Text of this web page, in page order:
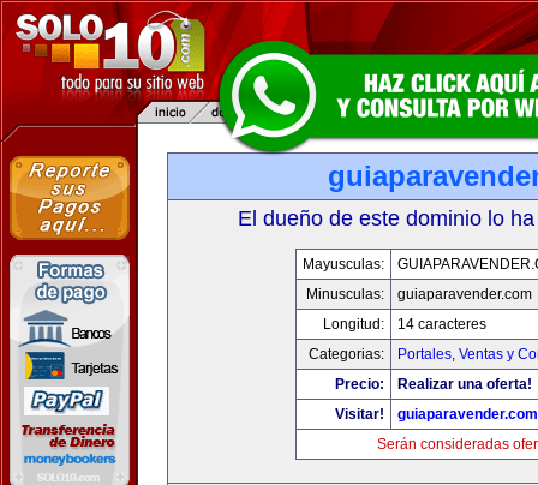
El dueño de este dominio lo
Mayusculas:
Minusculas:
guiaparavender.com
Longitud:
14 caracteres
Categorias:
Portales, Ventas y
Precio:
Realizar una oferta!
Visitar!
guiaparavender.com
Serán consideradas